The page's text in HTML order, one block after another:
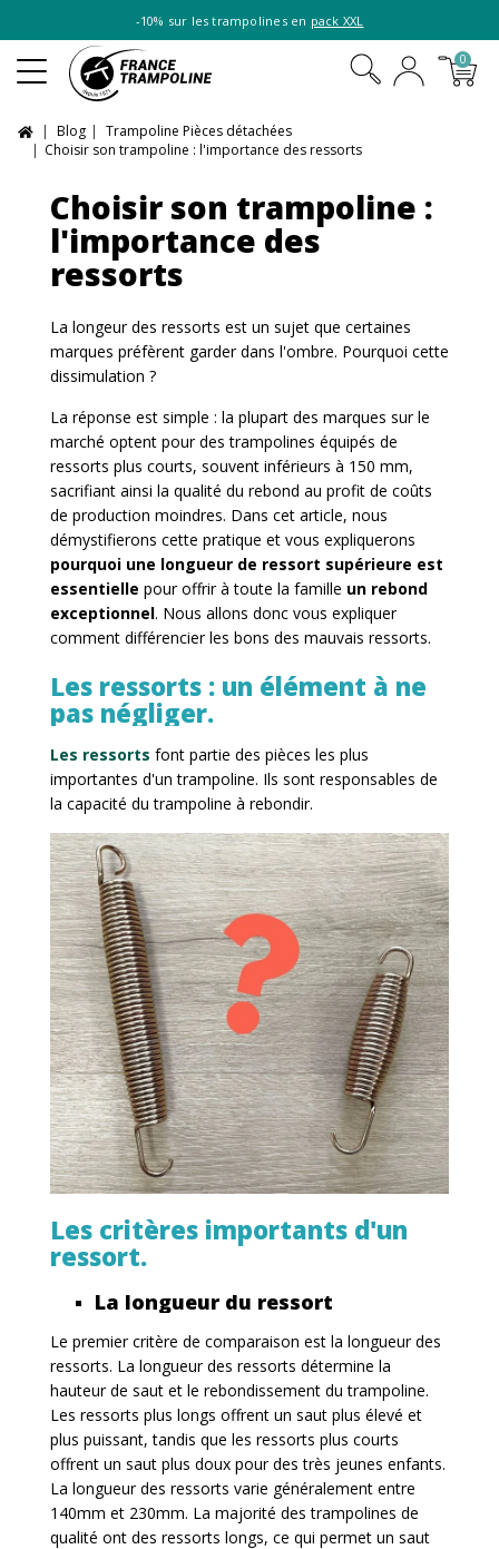
-10% sur les trampolines en pack XXL
0
Blog
Trampoline Pièces détachées
Choisir son trampoline : l'importance des ressorts
Choisir son trampoline :
l'importance des
ressorts
La longeur des ressorts est un sujet que certaines
marques préfèrent garder dans l'ombre. Pourquoi cette
dissimulation ?
La réponse est simple : la plupart des marques sur le
marché optent pour des trampolines équipés de
ressorts plus courts, souvent inférieurs à 150 mm,
sacrifiant ainsi la qualité du rebond au profit de coûts
de production moindres. Dans cet article, nous
démystifierons cette pratique et vous expliquerons
pourquoi une longueur de ressort supérieure est
essentielle pour offrir à toute la famille un rebond
exceptionnel. Nous allons donc vous expliquer
comment différencier les bons des mauvais ressorts.
Les ressorts : un élément à ne
pas négliger.
Les ressorts font partie des pièces les plus
importantes d'un trampoline. Ils sont responsables de
la capacité du trampoline à rebondir.
Les critères importants d'un
ressort.
La longueur du ressort
Le premier critère de comparaison est la longueur des
ressorts. La longueur des ressorts détermine la
hauteur de saut et le rebondissement du trampoline.
Les ressorts plus longs offrent un saut plus élevé et
plus puissant, tandis que les ressorts plus courts
offrent un saut plus doux pour des très jeunes enfants.
La longueur des ressorts varie généralement entre
140mm et 230mm. La majorité des trampolines de
qualité ont des ressorts longs, ce qui permet un saut